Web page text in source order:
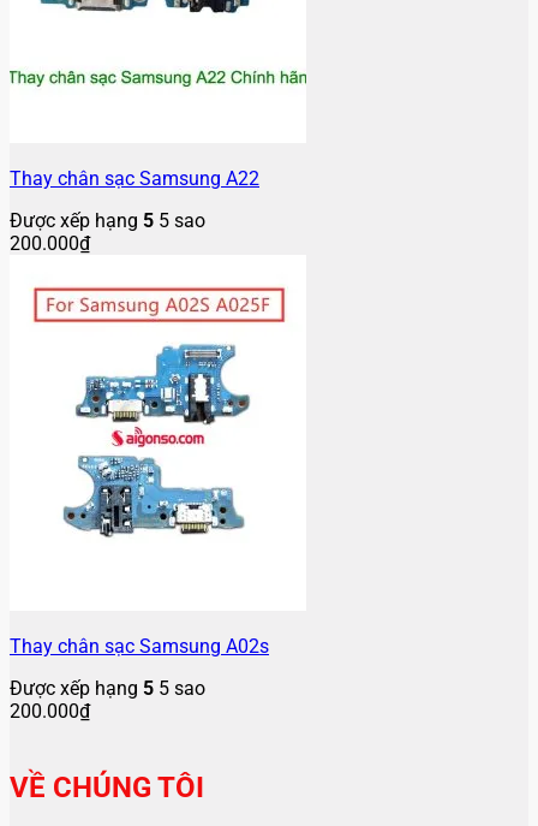
Thay chân sạc Samsung A22
Được xếp hạng 5 5 sao
200.000₫
Thay chân sạc Samsung A02s
Được xếp hạng 5 5 sao
200.000₫
VỀ CHÚNG TÔI